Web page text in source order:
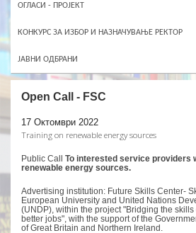
ОГЛАСИ - ПРОЈЕКТ
КОНКУРС ЗА ИЗБОР И НАЗНАЧУВАЊЕ РЕКТОР
ЈАВНИ ОДБРАНИ
Open Call - FSC
17 Октомври 2022
Training on renewable energy sources
Public Call To interested service providers
renewable energy sources.
Advertising institution: Future Skills Center-
European University and United Nations
(UNDP), within the project "Bridging the
better jobs", with the support of the
of Great Britain and Northern Ireland.